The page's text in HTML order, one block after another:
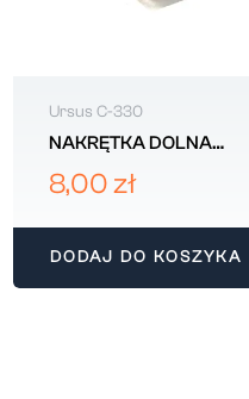
Ursus C-330
NAKRĘTKA DOLNA
WTRYSKIWACZA OS
URSUS C330
8,00 zł
DODAJ DO KOSZYKA